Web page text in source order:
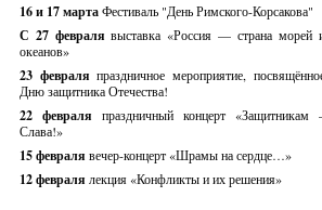
16 и 17 мартаФестиваль "День Римского-Корсакова"
С 27 февралявыставка «Россия — страна морей
океанов»
23 февраляпраздничное мероприятие,
Дню защитника Отечества!
22 февраля праздничный концерт «Защитникам
Слава!»
15 февраля вечер-концерт «Шрамы на сердце…»
12 февраля лекция «Конфликты и их решения»